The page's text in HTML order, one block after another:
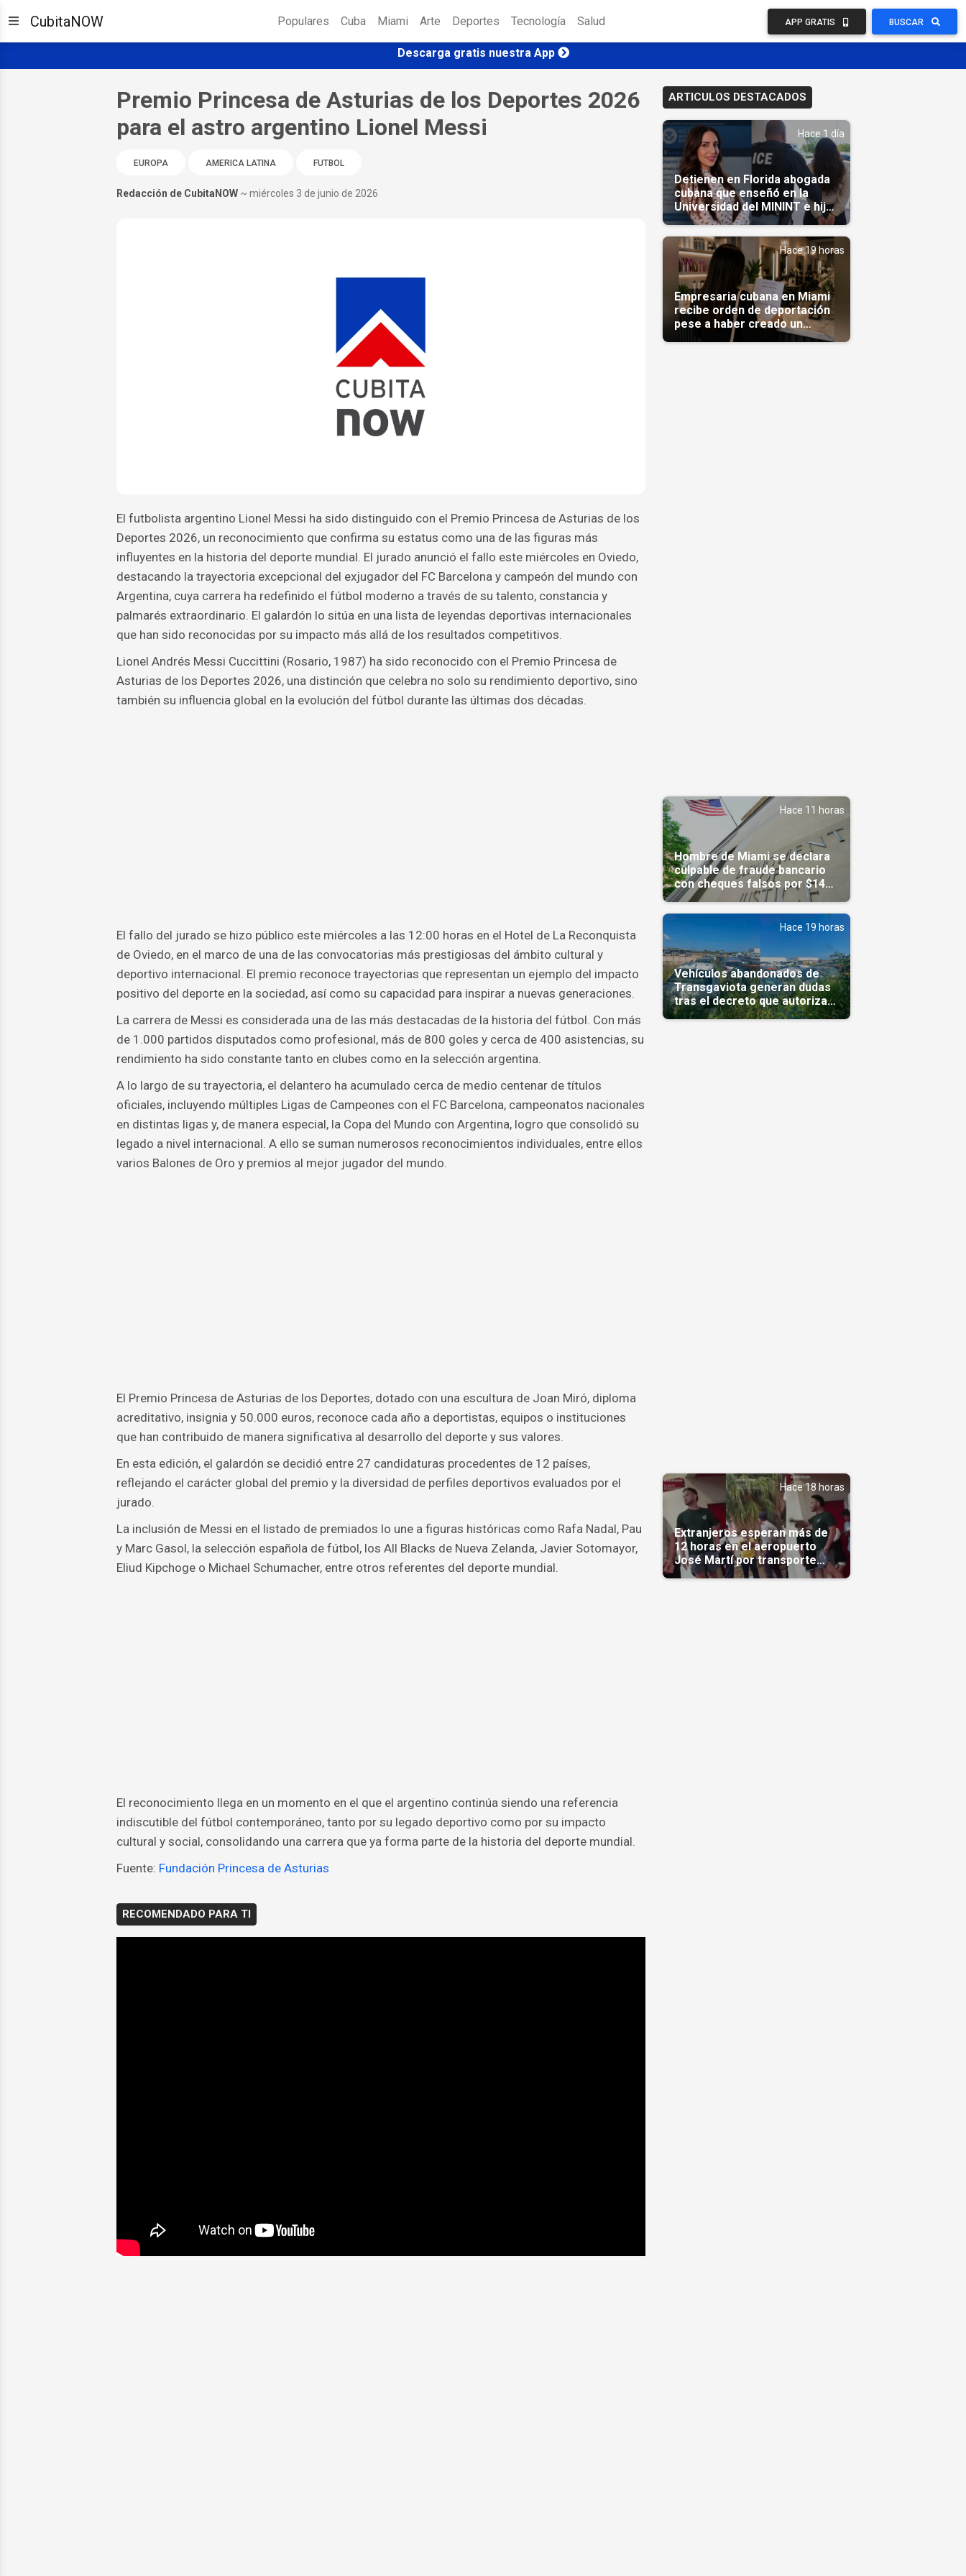
CubitaNOW Populares Cuba Miami Arte Deportes Tecnología Salud APP GRATIS BUSCAR
Descarga gratis nuestra App
Premio Princesa de Asturias de los Deportes 2026
para el astro argentino Lionel Messi
EUROPA AMERICA LATINA FUTBOL
Redacción de CubitaNOW ~ miércoles 3 de junio de 2026
El futbolista argentino Lionel Messi ha sido distinguido con el Premio Princesa de Asturias de los
Deportes 2026, un reconocimiento que confirma su estatus como una de las figuras más
influyentes en la historia del deporte mundial. El jurado anunció el fallo este miércoles en Oviedo,
destacando la trayectoria excepcional del exjugador del FC Barcelona y campeón del mundo con
Argentina, cuya carrera ha redefinido el fútbol moderno a través de su talento, constancia y
palmarés extraordinario. El galardón lo sitúa en una lista de leyendas deportivas internacionales
que han sido reconocidas por su impacto más allá de los resultados competitivos.
Lionel Andrés Messi Cuccittini (Rosario, 1987) ha sido reconocido con el Premio Princesa de
Asturias de los Deportes 2026, una distinción que celebra no solo su rendimiento deportivo, sino
también su influencia global en la evolución del fútbol durante las últimas dos décadas.
El fallo del jurado se hizo público este miércoles a las 12:00 horas en el Hotel de La Reconquista
de Oviedo, en el marco de una de las convocatorias más prestigiosas del ámbito cultural y
deportivo internacional. El premio reconoce trayectorias que representan un ejemplo del impacto
positivo del deporte en la sociedad, así como su capacidad para inspirar a nuevas generaciones.
La carrera de Messi es considerada una de las más destacadas de la historia del fútbol. Con más
de 1.000 partidos disputados como profesional, más de 800 goles y cerca de 400 asistencias, su
rendimiento ha sido constante tanto en clubes como en la selección argentina.
A lo largo de su trayectoria, el delantero ha acumulado cerca de medio centenar de títulos
oficiales, incluyendo múltiples Ligas de Campeones con el FC Barcelona, campeonatos nacionales
en distintas ligas y, de manera especial, la Copa del Mundo con Argentina, logro que consolidó su
legado a nivel internacional. A ello se suman numerosos reconocimientos individuales, entre ellos
varios Balones de Oro y premios al mejor jugador del mundo.
El Premio Princesa de Asturias de los Deportes, dotado con una escultura de Joan Miró, diploma
acreditativo, insignia y 50.000 euros, reconoce cada año a deportistas, equipos o instituciones
que han contribuido de manera significativa al desarrollo del deporte y sus valores.
En esta edición, el galardón se decidió entre 27 candidaturas procedentes de 12 países,
reflejando el carácter global del premio y la diversidad de perfiles deportivos evaluados por el
jurado.
La inclusión de Messi en el listado de premiados lo une a figuras históricas como Rafa Nadal, Pau
y Marc Gasol, la selección española de fútbol, los All Blacks de Nueva Zelanda, Javier Sotomayor,
Eliud Kipchoge o Michael Schumacher, entre otros referentes del deporte mundial.
El reconocimiento llega en un momento en el que el argentino continúa siendo una referencia
indiscutible del fútbol contemporáneo, tanto por su legado deportivo como por su impacto
cultural y social, consolidando una carrera que ya forma parte de la historia del deporte mundial.
Fuente: Fundación Princesa de Asturias
RECOMENDADO PARA TI
ARTICULOS DESTACADOS
Hace 1 día
Detienen en Florida abogada
cubana que enseñó en la
Universidad del MININT e hija
de diplomático cubano
Hace 19 horas
Empresaria cubana en Miami
recibe orden de deportación
pese a haber creado un
Hace 11 horas
Hombre de Miami se declara
culpable de fraude bancario
con cheques falsos por $14
millones
Hace 19 horas
Vehículos abandonados de
Transgaviota generan dudas
tras el decreto que autoriza
su comercialización
Hace 18 horas
Extranjeros esperan más de
12 horas en el aeropuerto
José Martí por transporte
reservado semanas